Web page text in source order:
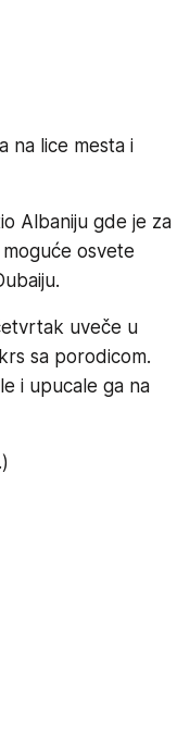
na lice mesta i
Albaniju gde je za
osvete
uveče u
sa porodicom.
i upucale ga na